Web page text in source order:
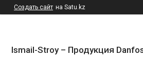
Создать сайт на Satu.kz
Ismail-Stroy – Продукция